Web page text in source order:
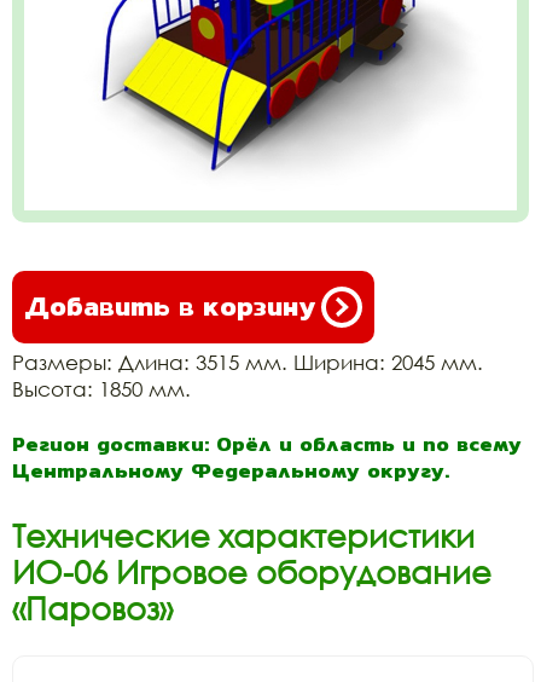
Добавить в корзину
Размеры: Длина: 3515 мм. Ширина: 2045 мм.
Высота: 1850 мм.
Регион доставки: Орёл и область и по всему
Центральному Федеральному округу.
Технические характеристики
ИО-06 Игровое оборудование
«Паровоз»